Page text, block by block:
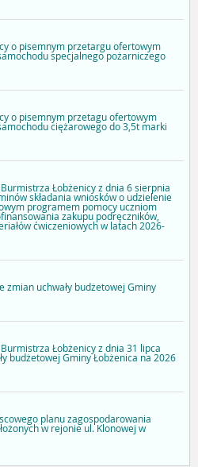
o pisemnym przetargu ofertowym
specjalnego pożarniczego
o pisemnym przetagu ofertowym
ciężarowego do 3,5t marki
Łobżenicy z dnia 6 sierpnia
składania wniosków o udzielenie
programem pomocy uczniom
zakupu podręczników,
ćwiczeniowych w latach 2026-
zmian uchwały budżetowej Gminy
Łobżenicy z dnia 31 lipca
budżetowej Gminy Łobżenica na 2026
planu zagospodarowania
w rejonie ul. Klonowej w